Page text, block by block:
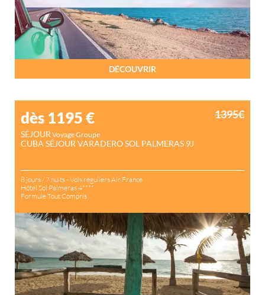
DÉCOUVRIR
dès 1195€
SÉJOUR Voyage Groupe
CUBA SÉJOUR VARADERO SOL PALMERAS 9J
8 jours / 7 nuits - Vols réguliers Air France
Hôtel Sol Palmeras 4****
Formule Tout Compris
1395€